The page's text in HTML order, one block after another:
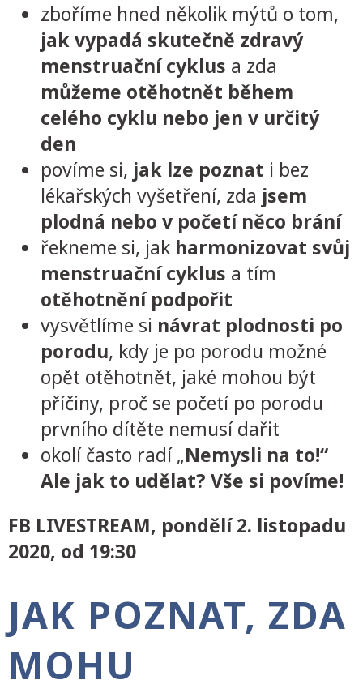
zboříme hned několik mýtů o tom,
jak vypadá skutečně zdravý
menstruační cyklus a zda
můžeme otěhotnět během
celého cyklu nebo jen v určitý
den
povíme si, jak lze poznat i bez
lékařských vyšetření, zda jsem
plodná nebo v početí něco brání
řekneme si, jak harmonizovat svůj
menstruační cyklus a tím
otěhotnění podpořit
vysvětlíme si návrat plodnosti po
porodu, kdy je po porodu možné
opět otěhotnět, jaké mohou být
příčiny, proč se početí po porodu
prvního dítěte nemusí dařit
okolí často radí „Nemysli na to!“
Ale jak to udělat? Vše si povíme!
FB LIVESTREAM, pondělí 2. listopadu
2020, od 19:30
JAK POZNAT, ZDA
MOHU